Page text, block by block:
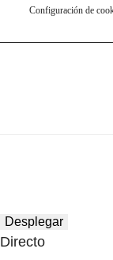
Configuración de
Desplegar
Directo